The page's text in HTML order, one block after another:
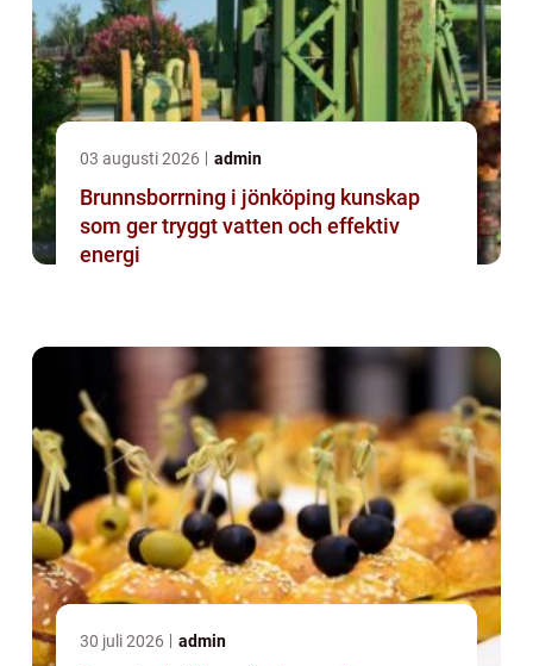
03 augusti 2026 admin
Brunnsborrning i jönköping kunskap
som ger tryggt vatten och effektiv
energi
30 juli 2026 admin